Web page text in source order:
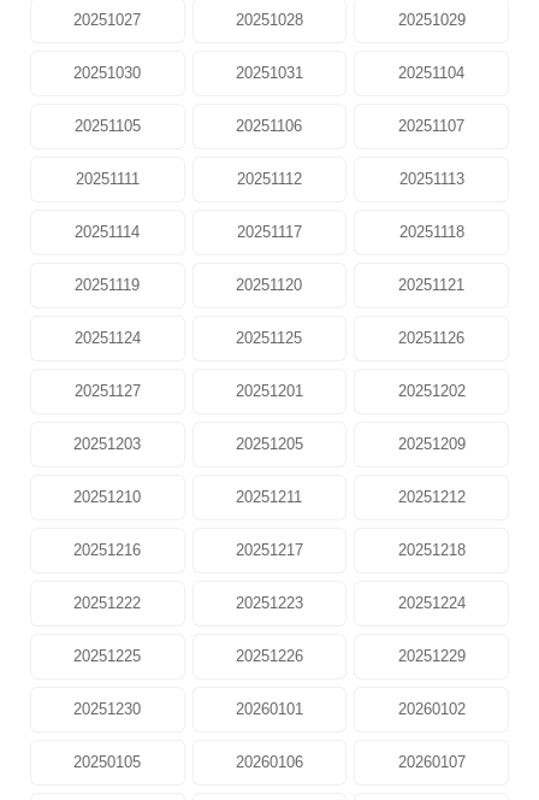
20251027 20251028 20251029
20251030 20251031 20251104
20251105 20251106 20251107
20251111 20251112 20251113
20251114 20251117 20251118
20251119 20251120 20251121
20251124 20251125 20251126
20251127 20251201 20251202
20251203 20251205 20251209
20251210 20251211 20251212
20251216 20251217 20251218
20251222 20251223 20251224
20251225 20251226 20251229
20251230 20260101 20260102
20250105 20260106 20260107